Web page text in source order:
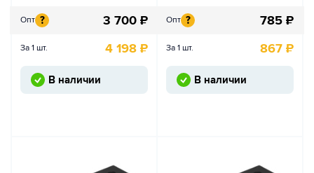
Опт ? 3 700 ₽
За 1 шт. 4 198 ₽
В наличии
Опт ? 785 ₽
За 1 шт. 867 ₽
В наличии